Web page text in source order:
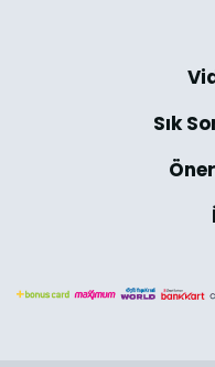
Sık